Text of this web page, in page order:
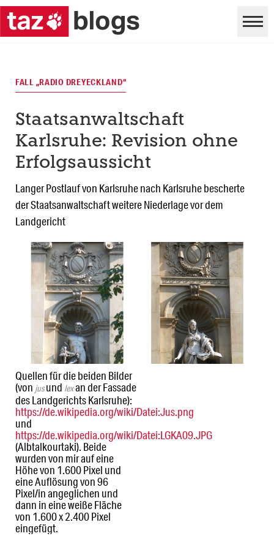
Quellen für die beiden Bilder
(von jusund lexan der Fassade
des Landgerichts Karlsruhe):
https://de.wikipedia.org/wiki/Datei:Jus.png
und
https://de.wikipedia.org/wiki/Datei:LGKA09.JPG
(Albtalkourtaki). Beide
wurden von mir auf eine
Höhe von 1.600 Pixel und
eine Auflösung von 96
Pixel/in angeglichen und
dann in eine weiße Fläche
von 1.600 x 2.400 Pixel
eingefügt.
FALL „RADIO DREYECKLAND“
Staatsanwaltschaft
Karlsruhe: Revision ohne
Erfolgsaussicht
Langer Postlauf von Karlsruhe nach Karlsruhe bescherte
der Staatsanwaltschaft weitere Niederlage vor dem
Landgericht